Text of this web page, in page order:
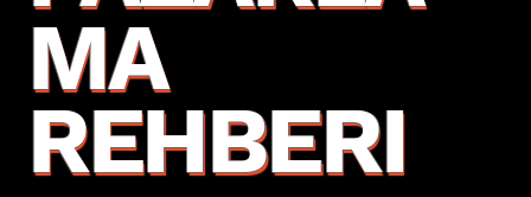
MA
REHBERI